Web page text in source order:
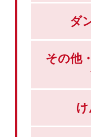
ダ
その他